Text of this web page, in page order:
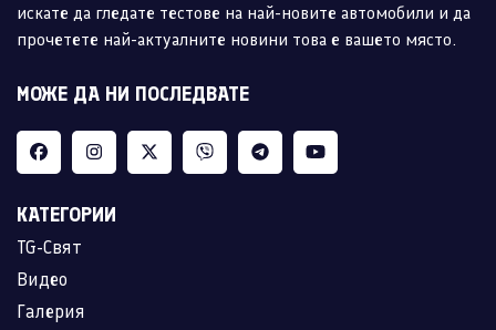
искате да гледате тестове на най-новите автомобили и да
прочетете най-актуалните новини това е вашето място.
МОЖЕ ДА НИ ПОСЛЕДВАТЕ
КАТЕГОРИИ
TG-Свят
Видео
Галерия